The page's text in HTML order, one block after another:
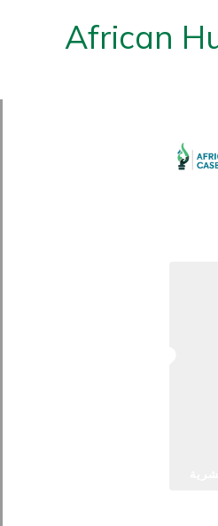
African